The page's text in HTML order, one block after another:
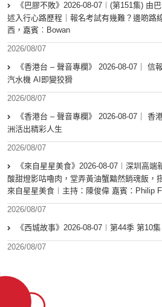
《巴膠不敗》2026-08-07︱(第151集) 由
述入行心路歷程｜報名考試有幾難？邊啲路
西，嘉賓︰Bowan
2026/08/07
《香港台 – 聲音專欄》 2026-08-07｜ 信
汽水機 AI即變狡猾
2026/08/07
《香港台 – 聲音專欄》 2026-08-07｜ 香
洲活出精彩人生
2026/08/07
《來自星星美食》2026-08-07︱深圳高
酸甜燈影咕嚕肉，堂弄黃油蟹黯然銷魂飯，
來自星星美食︱主持：陳俊偉 嘉賓：Philip
2026/08/07
《西城故事》2026-08-07︱第44季 第10
2026/08/07